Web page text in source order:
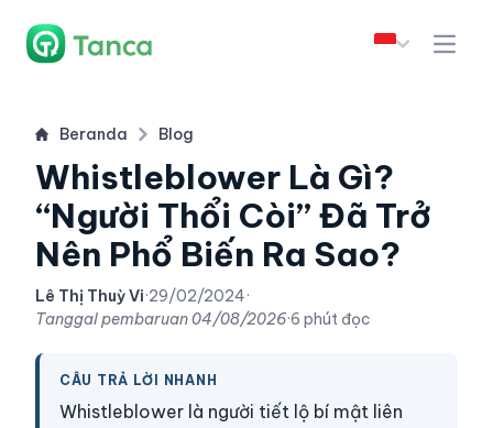
Beranda Blog
Whistleblower Là Gì?
“Người Thổi Còi” Đã Trở
Nên Phổ Biến Ra Sao?
Lê Thị Thuỳ Vi·29/02/2024·
Tanggal pembaruan04/08/2026·6 phút đọc
CÂU TRẢ LỜI NHANH
Whistleblower là người tiết lộ bí mật liên